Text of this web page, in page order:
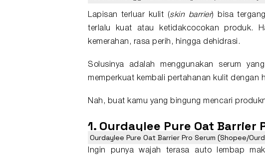
Lapisan terluar kulit (skin barrier) bisa
terlalu kuat atau ketidakcocokan produk.
kemerahan, rasa perih, hingga dehidrasi.
Solusinya adalah menggunakan serum
memperkuat kembali pertahanan kulit dengan
Nah, buat kamu yang bingung mencari
1. Ourdaylee Pure Oat Barrier
Ourdaylee Pure Oat Barrier Pro Serum (Shopee/
Ingin punya wajah terasa auto lembap